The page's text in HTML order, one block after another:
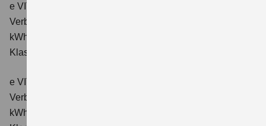
e VITARA eAxle Comfort+ (61 kWh-Batterie)
Verbrauchswerte: Energieverbrauch kombiniert: 15,1
kWh/100km; CO₂-Emissionen kombiniert: 0 g/km; CO₂-
Klasse: A.
e VITARA eAxle ALLGRIP-e Comfort+ (61 kWh-Batterie)
Verbrauchswerte: Energieverbrauch kombiniert: 16,6
kWh/100 km; CO₂-Emissionen kombiniert: 0 g/km; CO₂-